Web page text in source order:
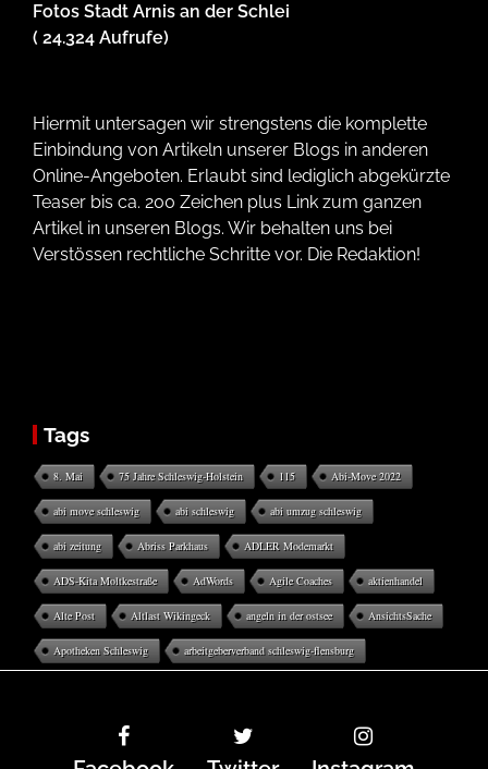
Fotos Stadt Arnis an der Schlei
( 24.324 Aufrufe)
Hiermit untersagen wir strengstens die komplette
Einbindung von Artikeln unserer Blogs in anderen
Online-Angeboten. Erlaubt sind lediglich abgekürzte
Teaser bis ca. 200 Zeichen plus Link zum ganzen
Artikel in unseren Blogs. Wir behalten uns bei
Verstössen rechtliche Schritte vor. Die Redaktion!
Tags
8. Mai 75 Jahre Schleswig-Holstein 115 Abi-Move 2022
abi move schleswig abi schleswig abi umzug schleswig
abi zeitung Abriss Parkhaus ADLER Modemarkt
ADS-Kita Moltkestraße AdWords Agile Coaches aktienhandel
Alte Post Altlast Wikingeck angeln in der ostsee AnsichtsSache
Apotheken Schleswig arbeitgeberverband schleswig-flensburg